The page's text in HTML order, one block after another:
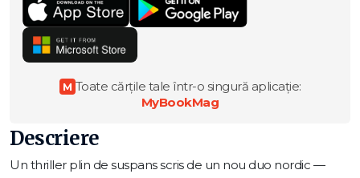
M Toate cărțile tale într-o singură aplicație:
MyBookMag
Descriere
Un thriller plin de suspans scris de un nou duo nordic —